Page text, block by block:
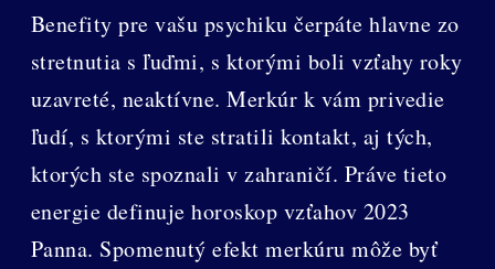
Benefity pre vašu psychiku čerpáte hlavne zo
stretnutia s ľuďmi, s ktorými boli vzťahy roky
uzavreté, neaktívne. Merkúr k vám privedie
ľudí, s ktorými ste stratili kontakt, aj tých,
ktorých ste spoznali v zahraničí. Práve tieto
energie definuje horoskop vzťahov 2023
Panna. Spomenutý efekt merkúru môže byť